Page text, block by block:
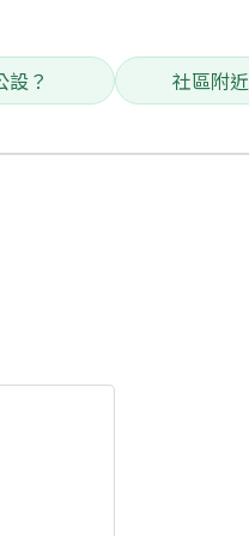
設？ 社區附